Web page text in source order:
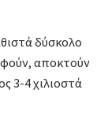
δύσκολο
αποκτούν
3-4 χιλιοστά